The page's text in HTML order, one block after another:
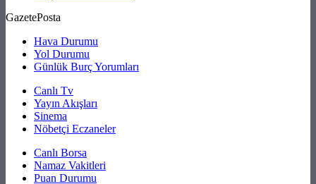
GazetePosta
Hava Durumu
Yol Durumu
Günlük Burç Yorumları
Canlı Tv
Yayın Akışları
Sinema
Nöbetçi Eczaneler
Canlı Borsa
Namaz Vakitleri
Puan Durumu